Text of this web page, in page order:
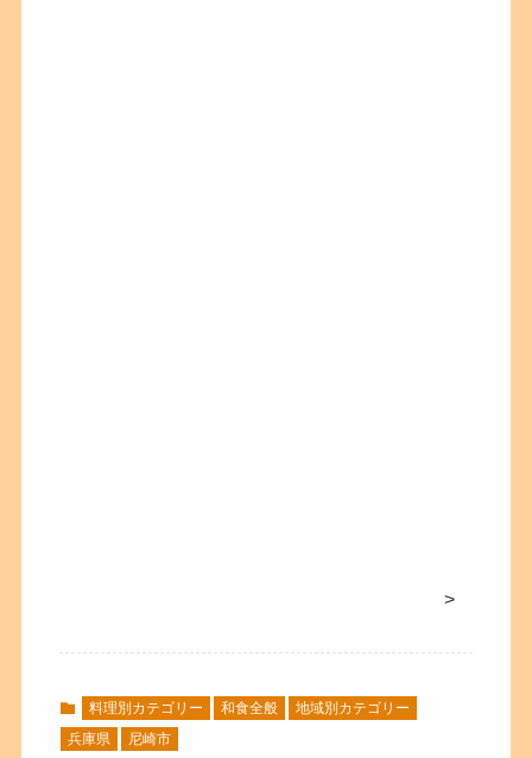
>
料理別カテゴリー 和食全般
地域別カテゴリー
兵庫県
尼崎市